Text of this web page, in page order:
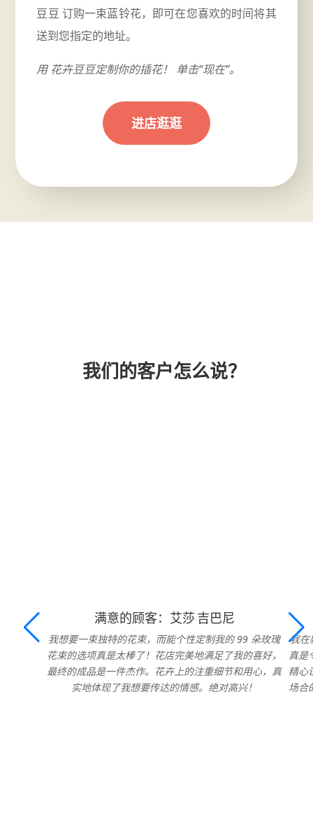
豆豆 订购一束蓝铃花，即可在您喜欢的时间将其
送到您指定的地址。
用 花卉豆豆定制你的插花！ 单击“现在”。
进店逛逛
我们的客户怎么说？
满意的顾客：艾莎·吉巴尼
我想要一束独特的花束，而能个性定制我的 99 朵玫瑰
花束的选项真是太棒了！花店完美地满足了我的喜好，
最终的成品是一件杰作。花卉上的注重细节和用心，真
实地体现了我想要传达的情感。绝对高兴！
我在
真是
精心
场合